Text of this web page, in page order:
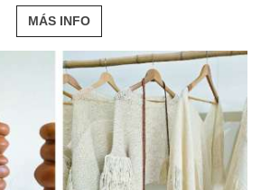
MÁS INFO